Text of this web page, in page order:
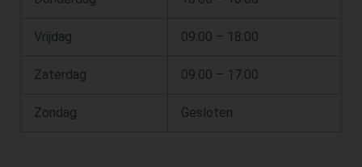
Vrijdag 09:00 – 18:00
Zaterdag 09:00 – 17:00
Zondag Gesloten